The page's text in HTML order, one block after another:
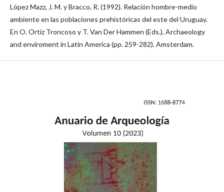
López Mazz, J. M. y Bracco, R. (1992). Relación hombre-medio
ambiente en las poblaciones prehistóricas del este del Uruguay.
En O. Ortiz Troncoso y T. Van Der Hammen (Eds.), Archaeology
and enviroment in Latin America (pp. 259-282). Amsterdam.